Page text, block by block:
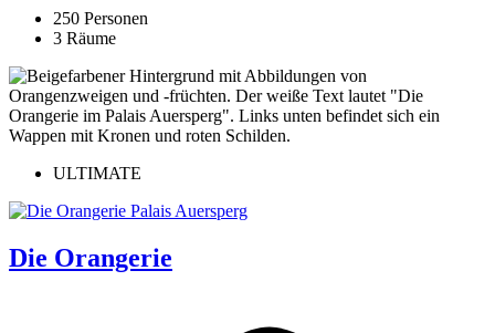
250 Personen
3 Räume
ULTIMATE
Die Orangerie